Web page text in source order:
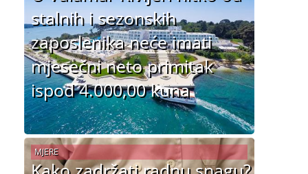
stalnih i sezonskih
zaposlenika neće imati
mjesečni neto primitak
ispod 4.000,00 kuna
MJERE